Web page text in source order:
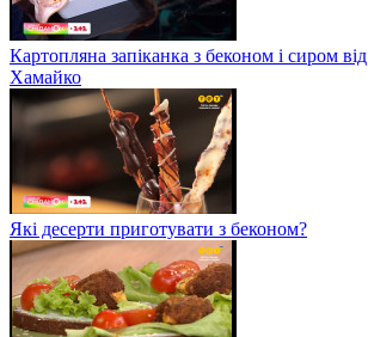
Картопляна запіканка з беконом і сиром
Хамайко
Які десерти приготувати з беконом?